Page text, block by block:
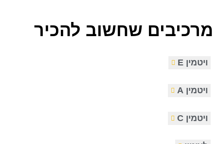
מרכיבים שחשוב להכיר
ויטמין E
ויטמין A
ויטמין C